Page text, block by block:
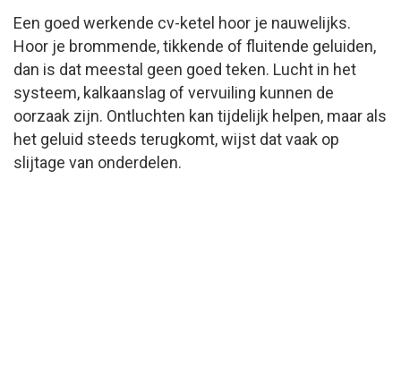
Een goed werkende cv-ketel hoor je nauwelijks.
Hoor je brommende, tikkende of fluitende geluiden,
dan is dat meestal geen goed teken. Lucht in het
systeem, kalkaanslag of vervuiling kunnen de
oorzaak zijn. Ontluchten kan tijdelijk helpen, maar als
het geluid steeds terugkomt, wijst dat vaak op
slijtage van onderdelen.